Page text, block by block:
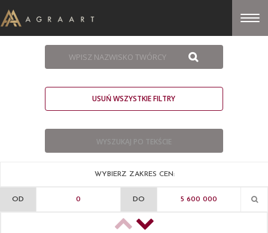
USUŃ WSZYSTKIE FILTRY
WYBIERZ ZAKRES CEN:
OD DO